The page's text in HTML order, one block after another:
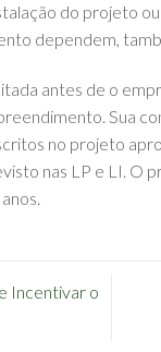
do projeto
dependem,
antes de o
Sua
no projeto
nas LP e LI. O
Incentivar o